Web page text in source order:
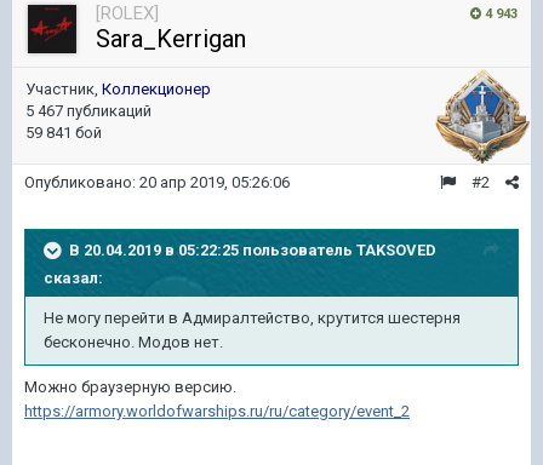
4 943
[ROLEX]
Sara_Kerrigan
Участник, Коллекционер
5 467 публикаций
59 841 бой
#2
Опубликовано: 20 апр 2019, 05:26:06
В 20.04.2019 в 05:22:25 пользователь TAKSOVED
сказал:
Не могу перейти в Адмиралтейство, крутится шестерня
бесконечно. Модов нет.
Можно браузерную версию.
https://armory.worldofwarships.ru/ru/category/event_2